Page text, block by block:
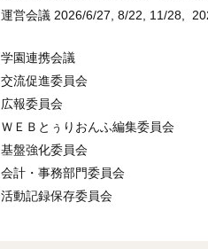
運営会議 2026/6/27, 8/22, 11/28,
学園連携会議
交流促進委員会
広報委員会
ＷＥＢとぅりおんふ編集委員会
基盤強化委員会
会計・事務部門委員会
活動記録保存委員会